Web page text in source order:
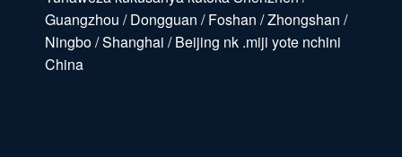
Guangzhou / Dongguan / Foshan / Zhongshan /
Ningbo / Shanghai / Beijing nk .miji yote nchini
China